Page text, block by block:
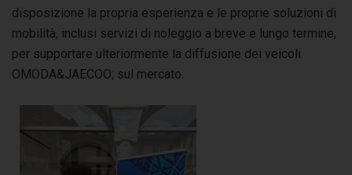
disposizione la propria esperienza e le proprie soluzioni di
mobilità, inclusi servizi di noleggio a breve e lungo termine,
per supportare ulteriormente la diffusione dei veicoli
OMODA&JAECOO; sul mercato.